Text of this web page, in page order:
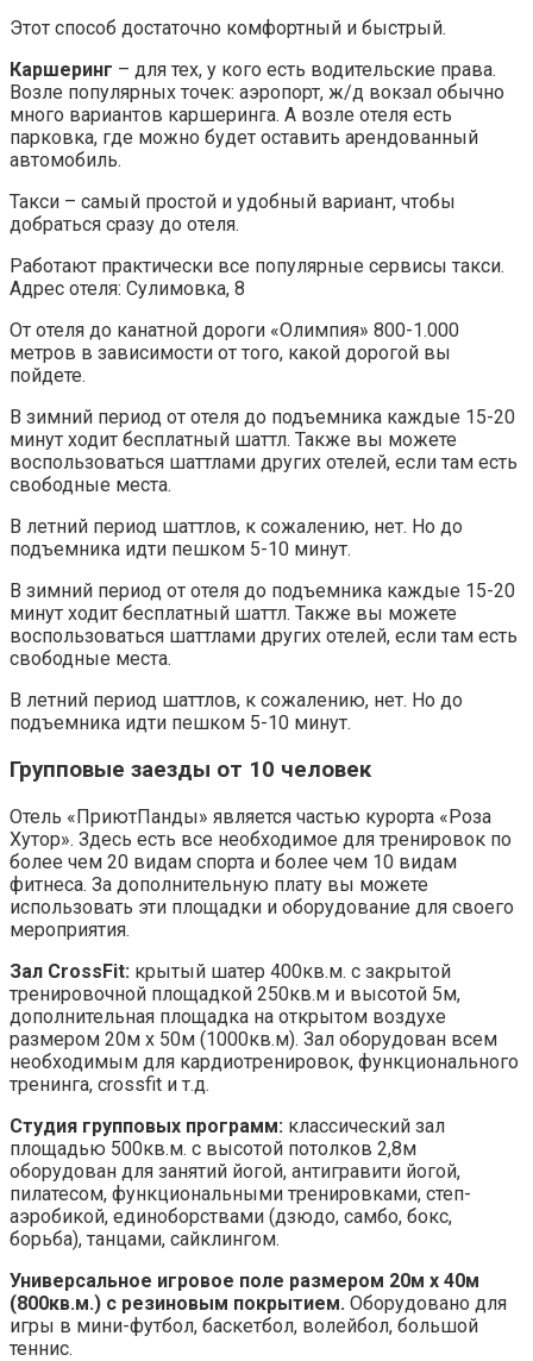
Этот способ достаточно комфортный и быстрый.⠀
Каршеринг – для тех, у кого есть водительские права.
Возле популярных точек: аэропорт, ж/д вокзал обычно
много вариантов каршеринга. А возле отеля есть
парковка, где можно будет оставить арендованный
автомобиль.
Такси – самый простой и удобный вариант, чтобы
добраться сразу до отеля.
Работают практически все популярные сервисы такси.
Адрес отеля: Сулимовка, 8
От отеля до канатной дороги «Олимпия» 800-1.000
метров в зависимости от того, какой дорогой вы
пойдете.
В зимний период от отеля до подъемника каждые 15-20
минут ходит бесплатный шаттл. Также вы можете
воспользоваться шаттлами других отелей, если там есть
свободные места.
В летний период шаттлов, к сожалению, нет. Но до
подъемника идти пешком 5-10 минут.
В зимний период от отеля до подъемника каждые 15-20
минут ходит бесплатный шаттл. Также вы можете
воспользоваться шаттлами других отелей, если там есть
свободные места.
В летний период шаттлов, к сожалению, нет. Но до
подъемника идти пешком 5-10 минут.
Групповые заезды от 10 человек
Отель «ПриютПанды» является частью курорта «Роза
Хутор». Здесь есть все необходимое для тренировок по
более чем 20 видам спорта и более чем 10 видам
фитнеса. За дополнительную плату вы можете
использовать эти площадки и оборудование для своего
мероприятия.
Зал CrossFit: крытый шатер 400кв.м. с закрытой
тренировочной площадкой 250кв.м и высотой 5м,
дополнительная площадка на открытом воздухе
размером 20м х 50м (1000кв.м). Зал оборудован всем
необходимым для кардиотренировок, функционального
тренинга, crossfit и т.д.
Студия групповых программ: классический зал
площадью 500кв.м. с высотой потолков 2,8м
оборудован для занятий йогой, антигравити йогой,
пилатесом, функциональными тренировками, степ-
аэробикой, единоборствами (дзюдо, самбо, бокс,
борьба), танцами, сайклингом.
Универсальное игровое поле размером 20м х 40м
(800кв.м.) с резиновым покрытием. Оборудовано для
игры в мини-футбол, баскетбол, волейбол, большой
теннис.